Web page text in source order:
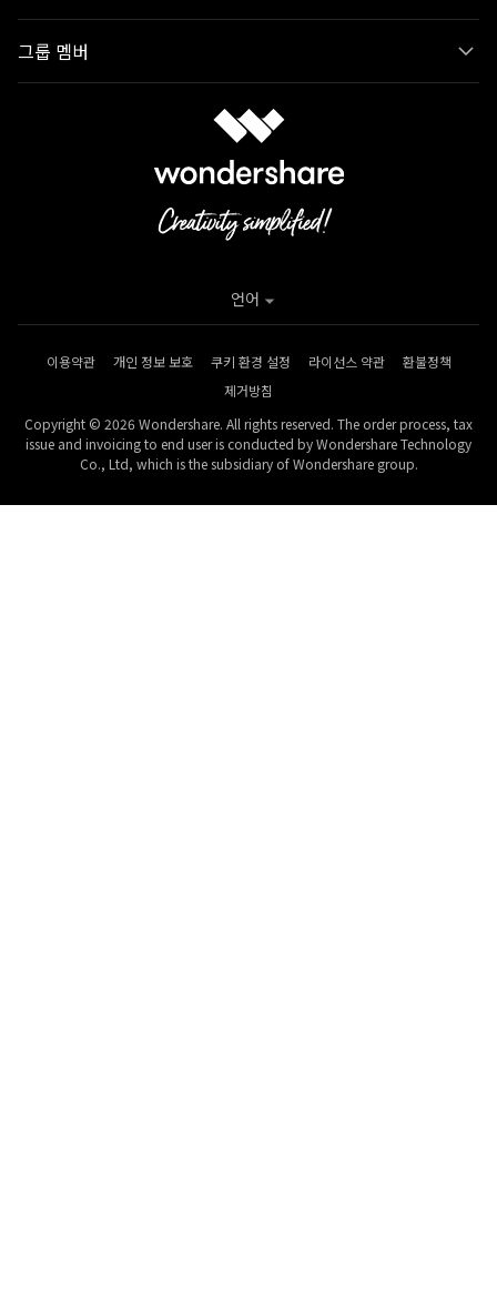
그룹 멤버
이용약관 개인 정보 보호 쿠키 환경 설정 라이선스 약관
환불정책
제거방침
Copyright © 2026 Wondershare. All rights reserved. The order process, tax
issue and invoicing to end user is conducted by Wondershare Technology
Co., Ltd, which is the subsidiary of Wondershare group.
언어